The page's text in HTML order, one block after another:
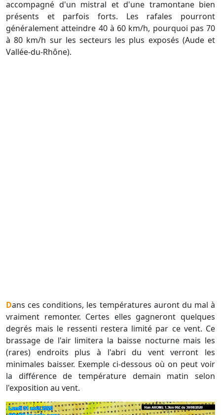
accompagné d'un mistral et d'une tramontane bien
présents et parfois forts. Les rafales pourront
généralement atteindre 40 à 60 km/h, pourquoi pas 70
à 80 km/h sur les secteurs les plus exposés (Aude et
Vallée-du-Rhône).
Dans ces conditions, les températures auront du mal à
vraiment remonter. Certes elles gagneront quelques
degrés mais le ressenti restera limité par ce vent. Ce
brassage de l'air limitera la baisse nocturne mais les
(rares) endroits plus à l'abri du vent verront les
minimales baisser. Exemple ci-dessous où on peut voir
la différence de température demain matin selon
l'exposition au vent.